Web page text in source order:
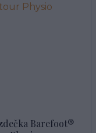
Barefoot®